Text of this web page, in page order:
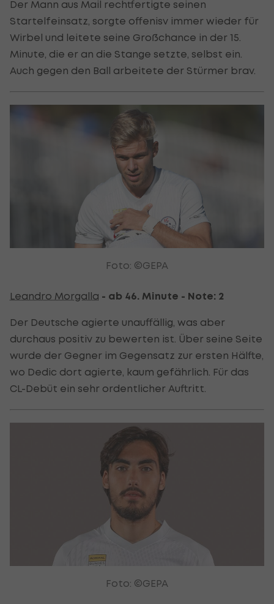
Der Mann aus Mail rechtfertigte seinen
Startelfeinsatz, sorgte offenisv immer wieder für
Wirbel und leitete seine Großchance in der 15.
Minute, die er an die Stange setzte, selbst ein.
Auch gegen den Ball arbeitete der Stürmer brav.
Foto: ©GEPA
Leandro Morgalla - ab 46. Minute - Note: 2
Der Deutsche agierte unauffällig, was aber
durchaus positiv zu bewerten ist. Über seine Seite
wurde der Gegner im Gegensatz zur ersten Hälfte,
wo Dedic dort agierte, kaum gefährlich. Für das
CL-Debüt ein sehr ordentlicher Auftritt.
Foto: ©GEPA